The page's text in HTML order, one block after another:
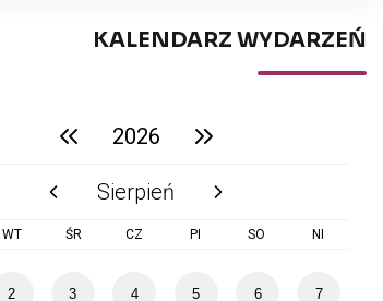
KALENDARZ WYDARZEŃ
poprzedni rok
2026 następny rok
poprzedni miesiąc
Sierpień następny miesiąc
WT ŚR CZ PI SO NI
2 3 4 5 6 7